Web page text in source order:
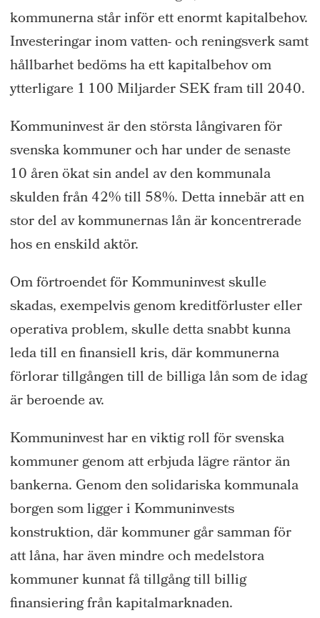
kommunerna står inför ett enormt kapitalbehov.
Investeringar inom vatten- och reningsverk samt
hållbarhet bedöms ha ett kapitalbehov om
ytterligare 1 100 Miljarder SEK fram till 2040.
Kommuninvest är den största långivaren för
svenska kommuner och har under de senaste
10 åren ökat sin andel av den kommunala
skulden från 42% till 58%. Detta innebär att en
stor del av kommunernas lån är koncentrerade
hos en enskild aktör.
Om förtroendet för Kommuninvest skulle
skadas, exempelvis genom kreditförluster eller
operativa problem, skulle detta snabbt kunna
leda till en finansiell kris, där kommunerna
förlorar tillgången till de billiga lån som de idag
är beroende av.
Kommuninvest har en viktig roll för svenska
kommuner genom att erbjuda lägre räntor än
bankerna. Genom den solidariska kommunala
borgen som ligger i Kommuninvests
konstruktion, där kommuner går samman för
att låna, har även mindre och medelstora
kommuner kunnat få tillgång till billig
finansiering från kapitalmarknaden.